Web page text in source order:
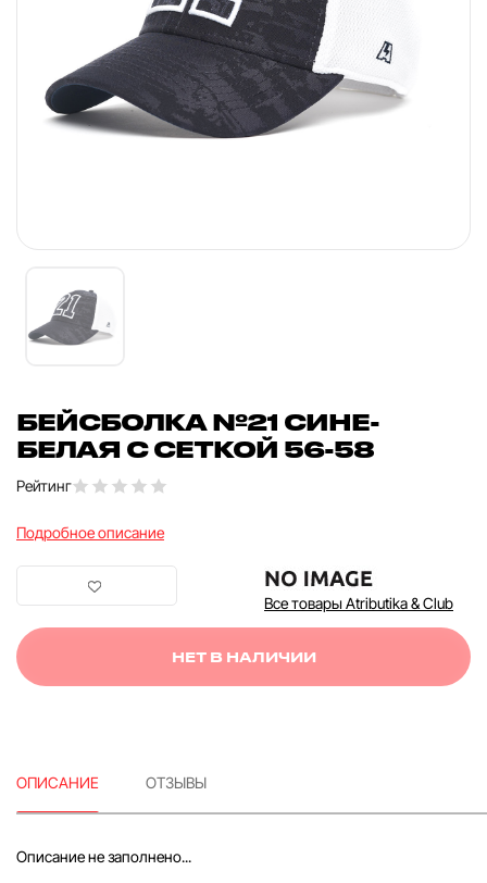
БЕЙСБОЛКА №21 СИНЕ-
БЕЛАЯ С СЕТКОЙ 56-58
Рейтинг
Подробное описание
Все товары Atributika & Club
НЕТ В НАЛИЧИИ
ОПИСАНИЕ ОТЗЫВЫ
Описание не заполнено...